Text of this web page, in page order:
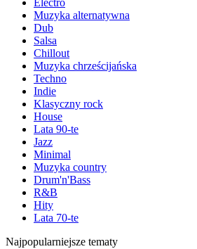
Electro
Muzyka alternatywna
Dub
Salsa
Chillout
Muzyka chrześcijańska
Techno
Indie
Klasyczny rock
House
Lata 90-te
Jazz
Minimal
Muzyka country
Drum'n'Bass
R&B
Hity
Lata 70-te
Najpopularniejsze tematy